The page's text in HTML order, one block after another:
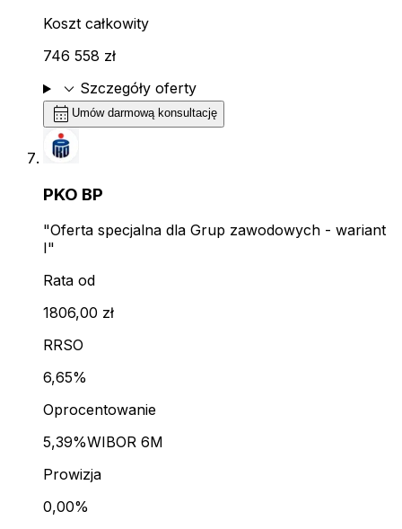
Koszt całkowity
746 558 zł
expand_more Szczegóły oferty
calendar_month Umów darmową konsultację
PKO BP
"Oferta specjalna dla Grup zawodowych - wariant
I"
Rata od
1806,00 zł
RRSO
6,65%
Oprocentowanie
5,39%WIBOR 6M
Prowizja
0,00%